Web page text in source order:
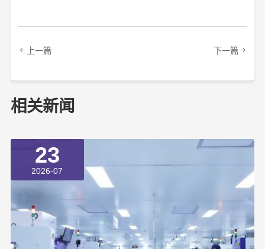
上一篇 下一篇
相关新闻
23
2026-07